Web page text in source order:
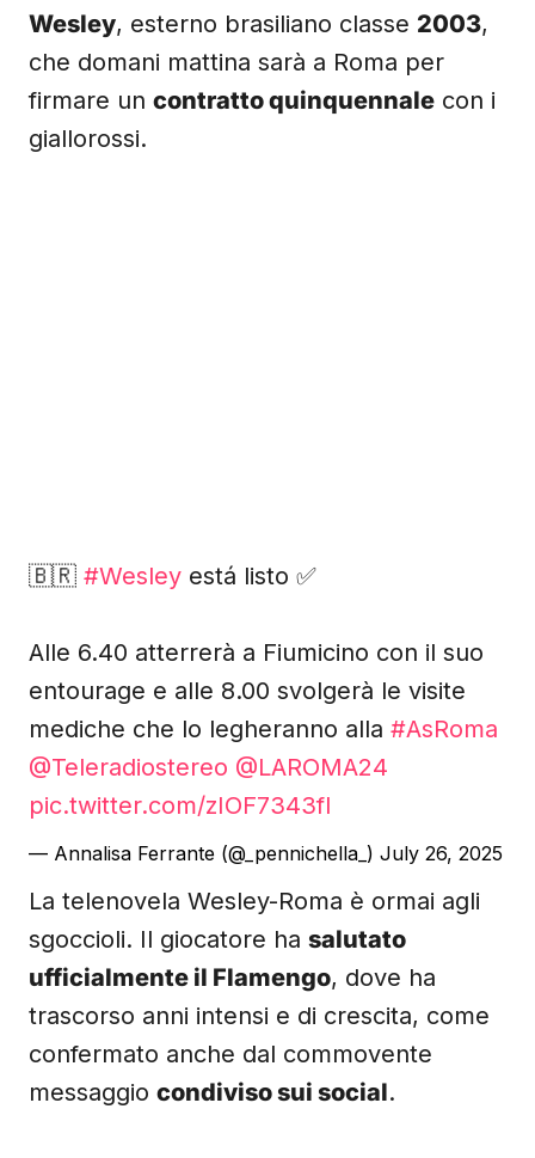
Wesley, esterno brasiliano classe 2003,
che domani mattina sarà a Roma per
firmare un contratto quinquennale con i
giallorossi.
🇧🇷 #Wesley está listo ✅
Alle 6.40 atterrerà a Fiumicino con il suo
entourage e alle 8.00 svolgerà le visite
mediche che lo legheranno alla #AsRoma
@Teleradiostereo @LAROMA24
pic.twitter.com/zIOF7343fl
— Annalisa Ferrante (@_pennichella_) July 26, 2025
La telenovela Wesley-Roma è ormai agli
sgoccioli. Il giocatore ha salutato
ufficialmente il Flamengo, dove ha
trascorso anni intensi e di crescita, come
confermato anche dal commovente
messaggio condiviso sui social.